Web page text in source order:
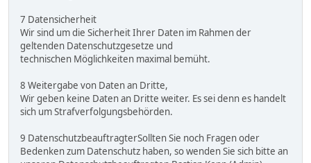
7 Datensicherheit
Wir sind um die Sicherheit Ihrer Daten im Rahmen der
geltenden Datenschutzgesetze und
technischen Möglichkeiten maximal bemüht.
8 Weitergabe von Daten an Dritte,
Wir geben keine Daten an Dritte weiter. Es sei denn es handelt
sich um Strafverfolgungsbehörden.
9 DatenschutzbeauftragterSollten Sie noch Fragen oder
Bedenken zum Datenschutz haben, so wenden Sie sich bitte an